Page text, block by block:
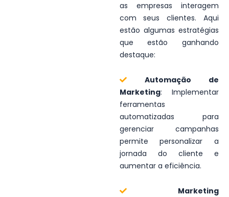
as empresas interagem
com seus clientes. Aqui
estão algumas estratégias
que estão ganhando
destaque:
Automação de
Marketing: Implementar
ferramentas
automatizadas para
gerenciar campanhas
permite personalizar a
jornada do cliente e
aumentar a eficiência.
Marketing